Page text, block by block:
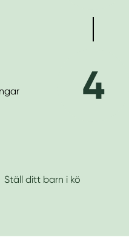
4
Ställ ditt barn i kö